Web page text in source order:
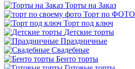
Торты на Заказ
Торт по ФОТО
Торт под ключ
Детские торты
Праздничные
Свадебные
Бенто торты